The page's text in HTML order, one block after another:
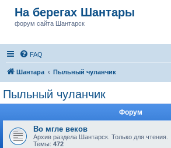
На берегах Шантары
форум сайта Шантарск
FAQ
Шантара Пыльный чуланчик
Пыльный чуланчик
Форум
Во мгле веков
Архив раздела Шантарск. Только для чтения.
Темы: 472